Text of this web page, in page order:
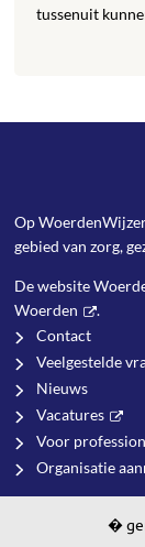
tussenuit
Op
gebied van zorg,
De website
Woerden
.
Contact
Veelgestelde
Nieuws
Vacatures
Voor
Organisatie